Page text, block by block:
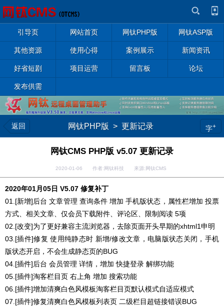
引导页 网站首页 网钛PHP版 网钛ASP版
其他资源 使用心得 案例展示 新闻资讯
好省短剧 项目运营 留言板 论坛
发布供需
返回 网钛PHP版 > 更新记录 字+
网钛CMS PHP版 v5.07 更新记录
2020-01-06 作者:网钛科技 来源:网钛CMS
2020年01月05日 V5.07 修复补丁
01.[新增]后台 文章管理 查询条件 增加 手机版状态，属性栏增加 投票
方式、相关文章、仅会员下载附件、评论区、限制阅读 5项
02.[改变]为了更好兼容主流浏览器，去除页面开头早期的xhtml1申明
03.[插件]修复 使用纯静态时 新增/修改文章，电脑版状态关闭，手机
版状态开启，不会生成静态页的BUG
04.[插件]后台 会员管理 详情，增加 快捷登录 解绑功能
05.[插件]淘客栏目页 右上角 增加 搜索功能
06.[插件]增加清爽白色风模板淘客栏目页默认模式自适应模式
07.[插件]修复清爽白色风模板列表页 二级栏目超链接错误BUG